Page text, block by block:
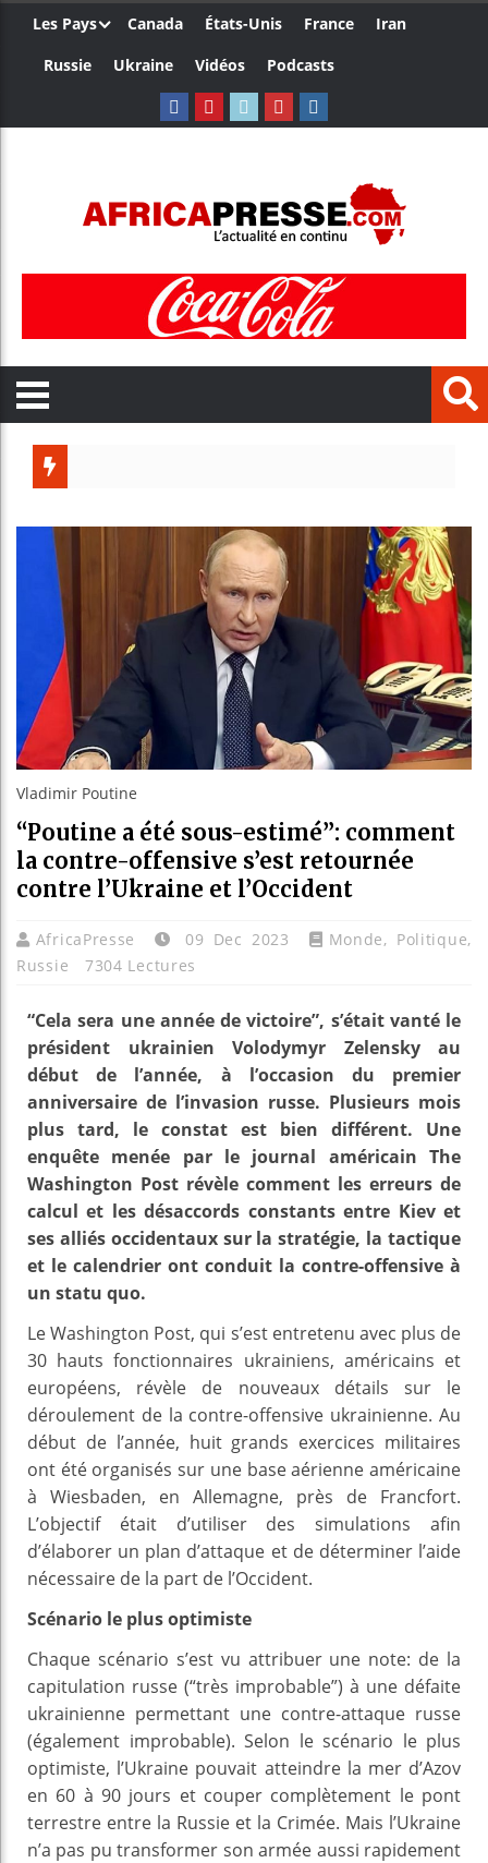
Les Pays Canada États-Unis France
Iran
Russie
Ukraine Vidéos Podcasts
Réforme
Bénin :
Aliko
Vladimir Poutine
“Poutine a été sous-estimé”: comment
la contre-offensive s’est retournée
contre l’Ukraine et l’Occident
AfricaPresse 09 Dec 2023 Monde, Politique,
Russie
7304 Lectures
“Cela sera une année de victoire”, s’était vanté le
président ukrainien Volodymyr Zelensky au
début de l’année, à l’occasion du premier
anniversaire de l’invasion russe. Plusieurs mois
plus tard, le constat est bien différent. Une
enquête menée par le journal américain The
Washington Post révèle comment les erreurs de
calcul et les désaccords constants entre Kiev et
ses alliés occidentaux sur la stratégie, la tactique
et le calendrier ont conduit la contre-offensive à
un statu quo.
Le Washington Post, qui s’est entretenu avec plus de
30 hauts fonctionnaires ukrainiens, américains et
européens, révèle de nouveaux détails sur le
déroulement de la contre-offensive ukrainienne. Au
début de l’année, huit grands exercices militaires
ont été organisés sur une base aérienne américaine
à Wiesbaden, en Allemagne, près de Francfort.
L’objectif était d’utiliser des simulations afin
d’élaborer un plan d’attaque et de déterminer l’aide
nécessaire de la part de l’Occident.
Scénario le plus optimiste
Chaque scénario s’est vu attribuer une note: de la
capitulation russe (“très improbable”) à une défaite
ukrainienne permettant une contre-attaque russe
(également improbable). Selon le scénario le plus
optimiste, l’Ukraine pouvait atteindre la mer d’Azov
en 60 à 90 jours et couper complètement le pont
terrestre entre la Russie et la Crimée. Mais l’Ukraine
n’a pas pu transformer son armée aussi rapidement